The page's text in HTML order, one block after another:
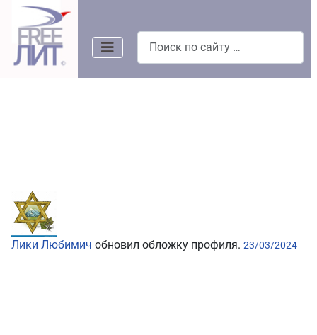
Лики Любимич обновил обложку профиля. 23/03/2024